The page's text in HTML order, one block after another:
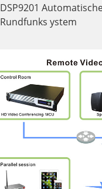
DSP9201
Rundfunks ystem